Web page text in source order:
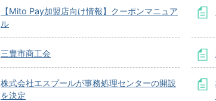
【Mito Pay加盟店向け情報】クーポンマニュア
ル
三豊市商工会
株式会社エスプールが事務処理センターの開設
を決定